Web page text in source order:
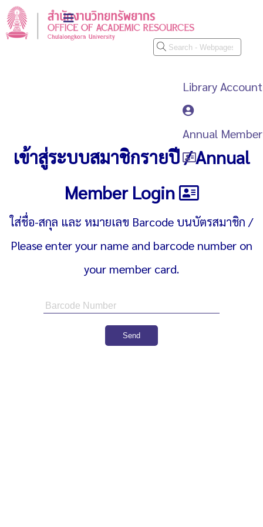
Library Account
Annual Member
เข้าสู่ระบบสมาชิกรายปี / Annual
Member Login
ใส่ชื่อ-สกุล และ หมายเลข Barcode บนบัตรสมาชิก /
Please enter your name and barcode number on
your member card.